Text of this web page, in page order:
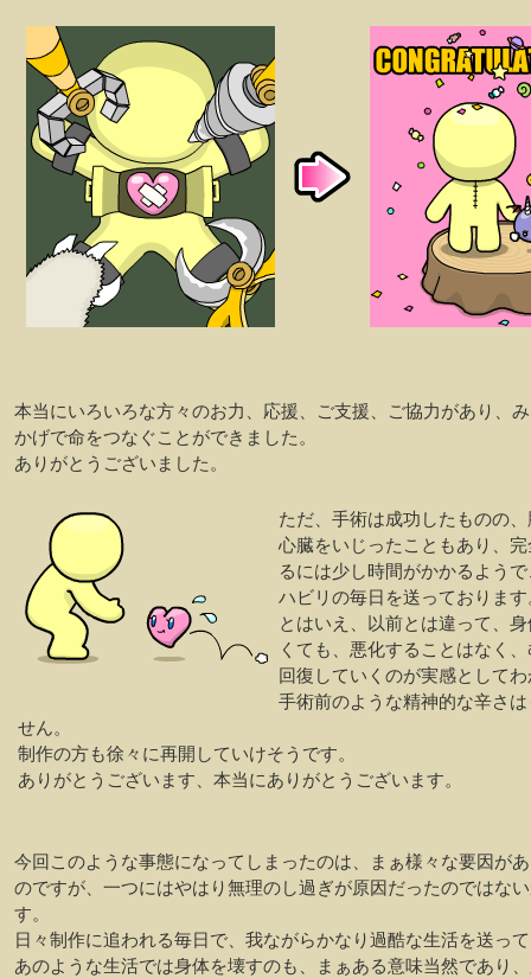
本当にいろいろな方々のお力、応援、ご支援、ご協力があり、
かげで命をつなぐことができました。
ありがとうございました。
ただ、手術は成功したものの
心臓をいじったこともあり、
るには少し時間がかかるよう
ハビリの毎日を送っております
とはいえ、以前とは違って、
くても、悪化することはなく
回復していくのが実感として
手術前のような精神的な辛さ
せん。
制作の方も徐々に再開していけそうです。
ありがとうございます、本当にありがとうございます。
今回このような事態になってしまったのは、まぁ様々な要因が
のですが、一つにはやはり無理のし過ぎが原因だったのではな
す。
日々制作に追われる毎日で、我ながらかなり過酷な生活を送っ
あのような生活では身体を壊すのも、まぁある意味当然であり